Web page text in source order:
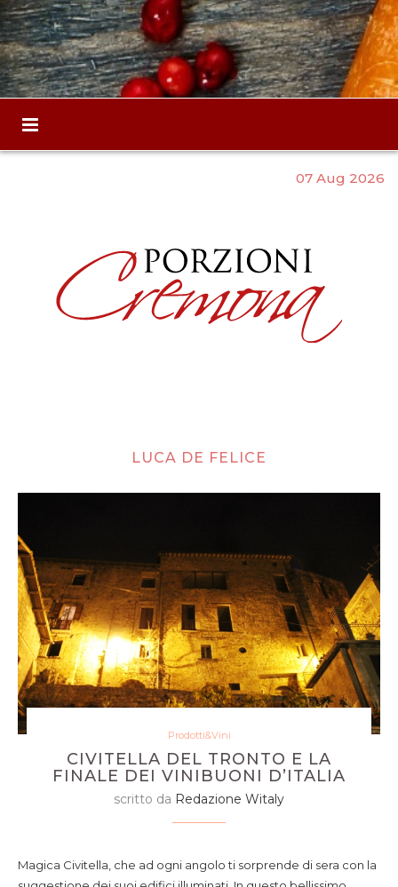
07 Aug 2026
LUCA DE FELICE
Prodotti&Vini
CIVITELLA DEL TRONTO E LA
FINALE DEI VINIBUONI D’ITALIA
scritto da Redazione Witaly
Magica Civitella, che ad ogni angolo ti sorprende di sera con la